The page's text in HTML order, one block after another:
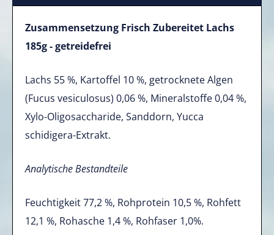
Zusammensetzung Frisch Zubereitet Lachs
185g - getreidefrei
Lachs 55 %, Kartoffel 10 %, getrocknete Algen
(Fucus vesiculosus) 0,06 %, Mineralstoffe 0,04 %,
Xylo-Oligosaccharide, Sanddorn, Yucca
schidigera-Extrakt.
Analytische Bestandteile
Feuchtigkeit 77,2 %, Rohprotein 10,5 %, Rohfett
12,1 %, Rohasche 1,4 %, Rohfaser 1,0%.